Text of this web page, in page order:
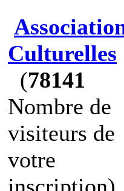
Culturelles
(78141
Nombre de
visiteurs de
votre